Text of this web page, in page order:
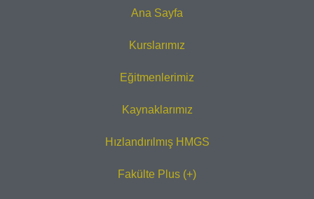
Ana Sayfa
Kurslarımız
Eğitmenlerimiz
Kaynaklarımız
Hızlandırılmış HMGS
Fakülte Plus (+)